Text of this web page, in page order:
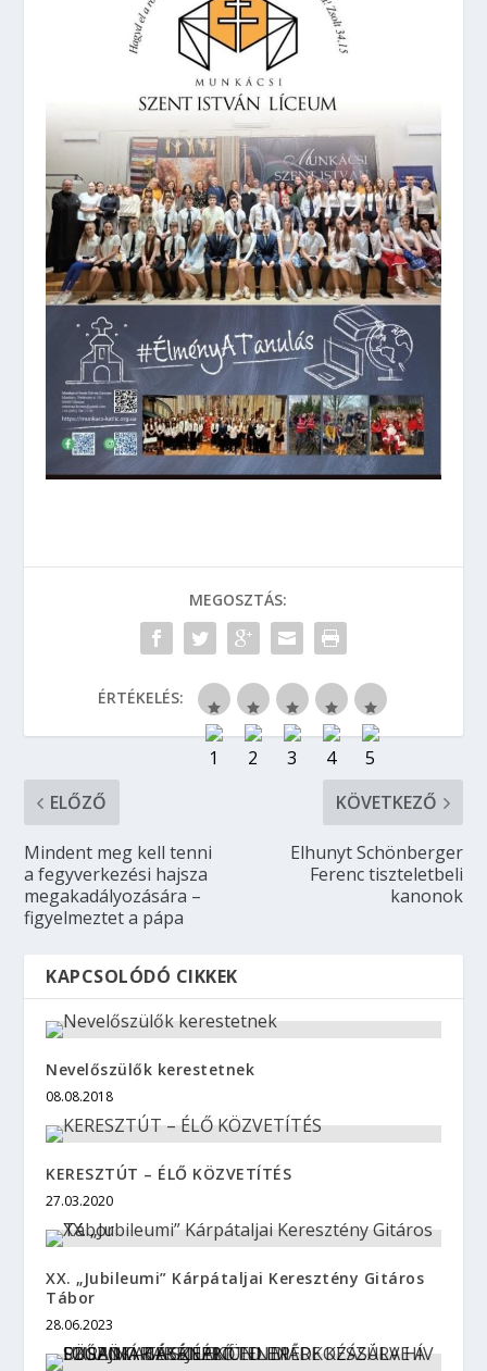
MEGOSZTÁS:
ÉRTÉKELÉS:
ELŐZŐ
Mindent meg kell tenni
a fegyverkezési hajsza
megakadályozására –
figyelmeztet a pápa
KÖVETKEZŐ
Elhunyt Schönberger
Ferenc tiszteletbeli
kanonok
KAPCSOLÓDÓ CIKKEK
Nevelőszülők kerestetnek
08.08.2018
KERESZTÚT – ÉLŐ KÖZVETÍTÉS
27.03.2020
XX. „Jubileumi” Kárpátaljai Keresztény Gitáros
Tábor
28.06.2023